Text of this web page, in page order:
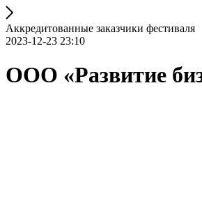
Аккредитованные заказчики фестиваля
2023-12-23 23:10
ООО «Развитие